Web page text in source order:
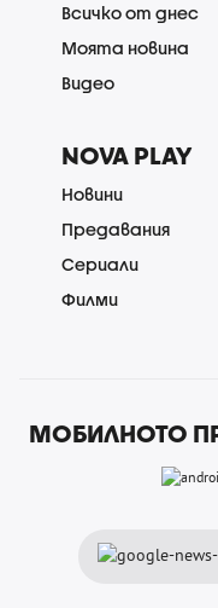
Всичко от днес
Моята новина
Видео
NOVA PLAY
Новини
Предавания
Сериали
Филми
МОБИЛНОТО